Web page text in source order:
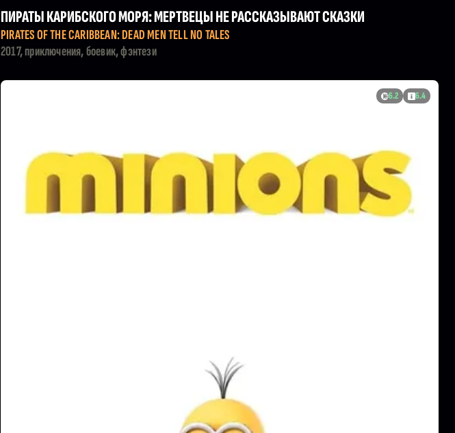
ПИРАТЫ КАРИБСКОГО МОРЯ: МЕРТВЕЦЫ НЕ РАССКАЗЫВАЮТ СКАЗКИ
PIRATES OF THE CARIBBEAN: DEAD MEN TELL NO TALES
2017, приключения, боевик, фэнтези
6.2 6.4